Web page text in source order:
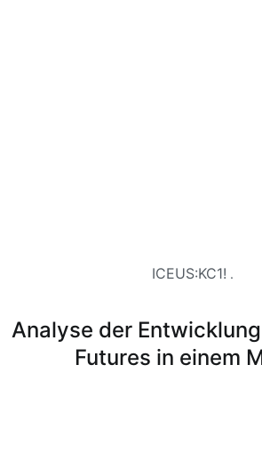
ICEUS:KC1! .
Analyse der
Futures in einem